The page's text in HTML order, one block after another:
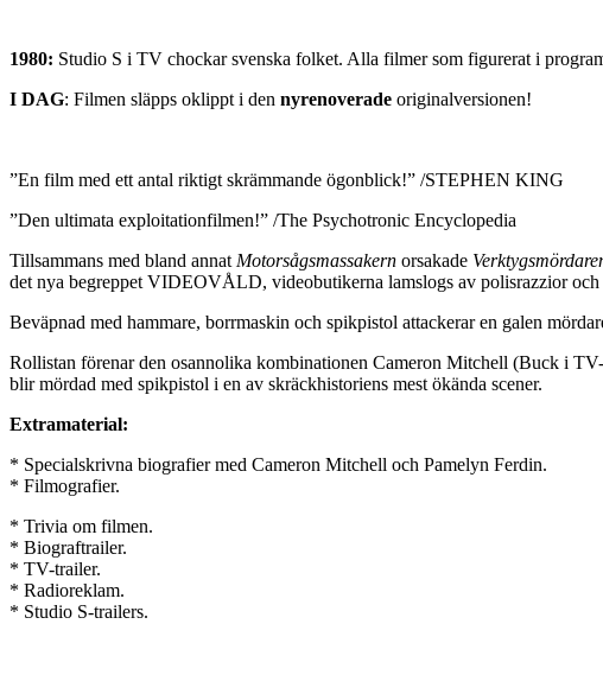
1980: Studio S i TV chockar svenska folket. Alla filmer som figurerat i
I DAG: Filmen släpps oklippt i den nyrenoverade originalversionen!
”En film med ett antal riktigt skrämmande ögonblick!” /STEPHEN KING
”Den ultimata exploitationfilmen!” /The Psychotronic Encyclopedia
Tillsammans med bland annat Motorsågsmassakern orsakade
det nya begreppet VIDEOVÅLD, videobutikerna lamslogs av polisrazzior och
Beväpnad med hammare, borrmaskin och spikpistol attackerar en galen
Rollistan förenar den osannolika kombinationen Cameron Mitchell (Buck i
blir mördad med spikpistol i en av skräckhistoriens mest ökända scener.
Extramaterial:
* Specialskrivna biografier med Cameron Mitchell och Pamelyn Ferdin.
* Filmografier.
* Trivia om filmen.
* Biograftrailer.
* TV-trailer.
* Radioreklam.
* Studio S-trailers.